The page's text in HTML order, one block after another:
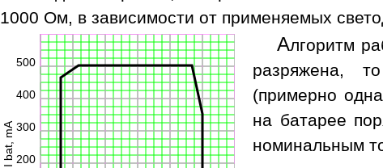
1000 Ом, в зависимости от применяемых
200
300
400
500
I bat, mA
Алгоритм
разряжена,
(примерно
на батарее
номинальным